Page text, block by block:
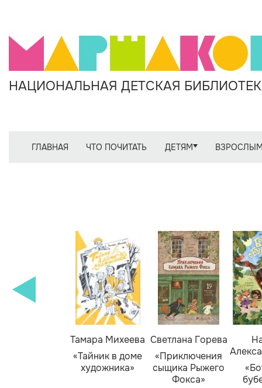
НАЦИОНАЛЬНАЯ ДЕТСКАЯ
ГЛАВНАЯ ЧТО ПОЧИТАТЬ ДЕТЯМ
Тамара Михеева
«Тайник в доме
художника»
Светлана Горева
«Приключения
сыщика Рыжего
Фокса»